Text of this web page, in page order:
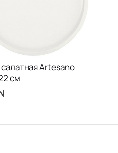
Artesano
см